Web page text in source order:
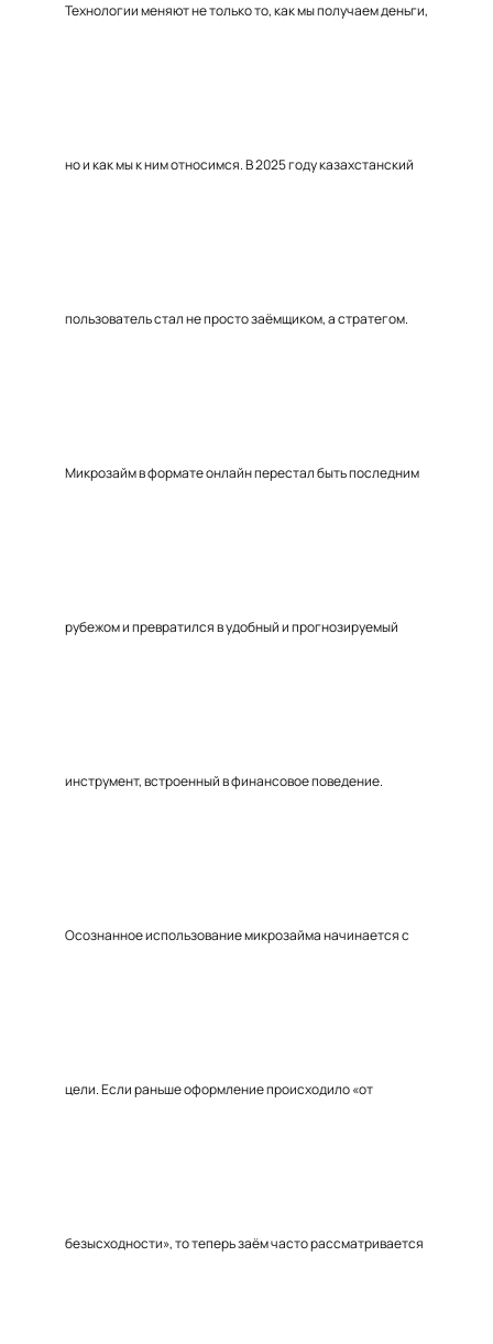
Технологии меняют не только то, как мы получаем деньги,
но и как мы к ним относимся. В 2025 году казахстанский
пользователь стал не просто заёмщиком, а стратегом.
Микрозайм в формате онлайн перестал быть последним
рубежом и превратился в удобный и прогнозируемый
инструмент, встроенный в финансовое поведение.
Осознанное использование микрозайма начинается с
цели. Если раньше оформление происходило «от
безысходности», то теперь заём часто рассматривается